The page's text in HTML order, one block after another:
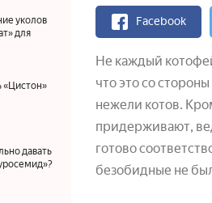
уколов
для
«Цистон»
давать
Facebook
Не каждый
что это со
нежели котов.
придерживают,
готово
безобидные не